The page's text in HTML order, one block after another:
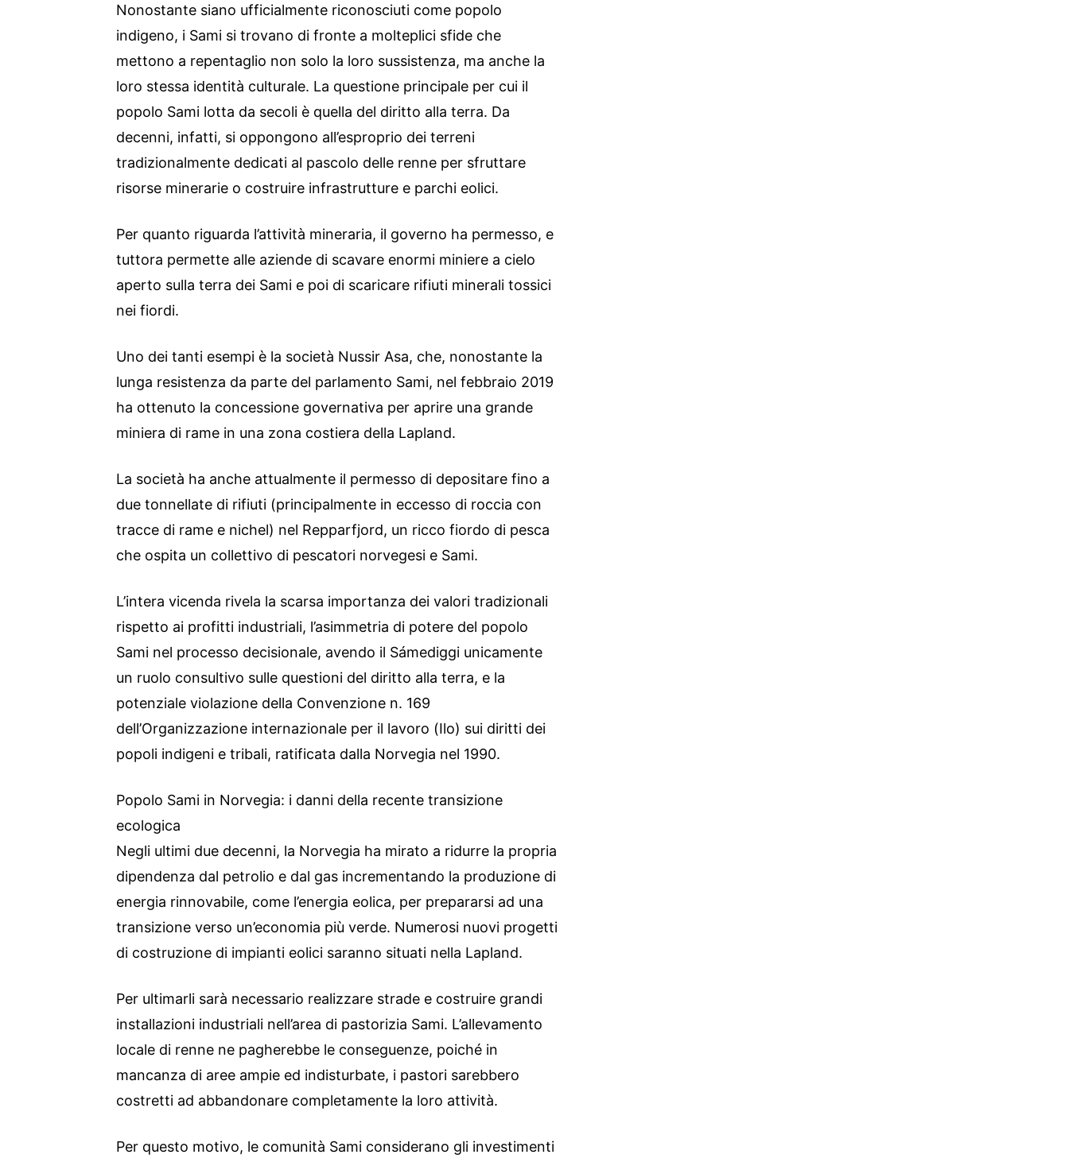
Nonostante siano ufficialmente riconosciuti come popolo
indigeno, i Sami si trovano di fronte a molteplici sfide che
mettono a repentaglio non solo la loro sussistenza, ma anche la
loro stessa identità culturale. La questione principale per cui il
popolo Sami lotta da secoli è quella del diritto alla terra. Da
decenni, infatti, si oppongono all’esproprio dei terreni
tradizionalmente dedicati al pascolo delle renne per sfruttare
risorse minerarie o costruire infrastrutture e parchi eolici.
Per quanto riguarda l’attività mineraria, il governo ha permesso, e
tuttora permette alle aziende di scavare enormi miniere a cielo
aperto sulla terra dei Sami e poi di scaricare rifiuti minerali tossici
nei fiordi.
Uno dei tanti esempi è la società Nussir Asa, che, nonostante la
lunga resistenza da parte del parlamento Sami, nel febbraio 2019
ha ottenuto la concessione governativa per aprire una grande
miniera di rame in una zona costiera della Lapland.
La società ha anche attualmente il permesso di depositare fino a
due tonnellate di rifiuti (principalmente in eccesso di roccia con
tracce di rame e nichel) nel Repparfjord, un ricco fiordo di pesca
che ospita un collettivo di pescatori norvegesi e Sami.
L’intera vicenda rivela la scarsa importanza dei valori tradizionali
rispetto ai profitti industriali, l’asimmetria di potere del popolo
Sami nel processo decisionale, avendo il Sámediggi unicamente
un ruolo consultivo sulle questioni del diritto alla terra, e la
potenziale violazione della Convenzione n. 169
dell’Organizzazione internazionale per il lavoro (Ilo) sui diritti dei
popoli indigeni e tribali, ratificata dalla Norvegia nel 1990.
Popolo Sami in Norvegia: i danni della recente transizione
ecologica
Negli ultimi due decenni, la Norvegia ha mirato a ridurre la propria
dipendenza dal petrolio e dal gas incrementando la produzione di
energia rinnovabile, come l’energia eolica, per prepararsi ad una
transizione verso un’economia più verde. Numerosi nuovi progetti
di costruzione di impianti eolici saranno situati nella Lapland.
Per ultimarli sarà necessario realizzare strade e costruire grandi
installazioni industriali nell’area di pastorizia Sami. L’allevamento
locale di renne ne pagherebbe le conseguenze, poiché in
mancanza di aree ampie ed indisturbate, i pastori sarebbero
costretti ad abbandonare completamente la loro attività.
Per questo motivo, le comunità Sami considerano gli investimenti